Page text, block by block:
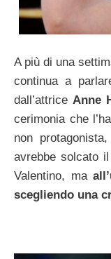
A più di una
continua a
dall’attrice Anne
cerimonia che
non
avrebbe solcato
Valentino, ma
scegliendo una